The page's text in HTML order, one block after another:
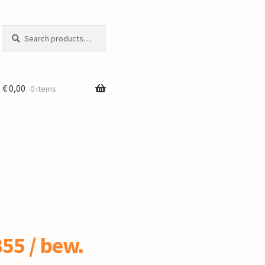
for:
€0,00 0 items
/ bew.